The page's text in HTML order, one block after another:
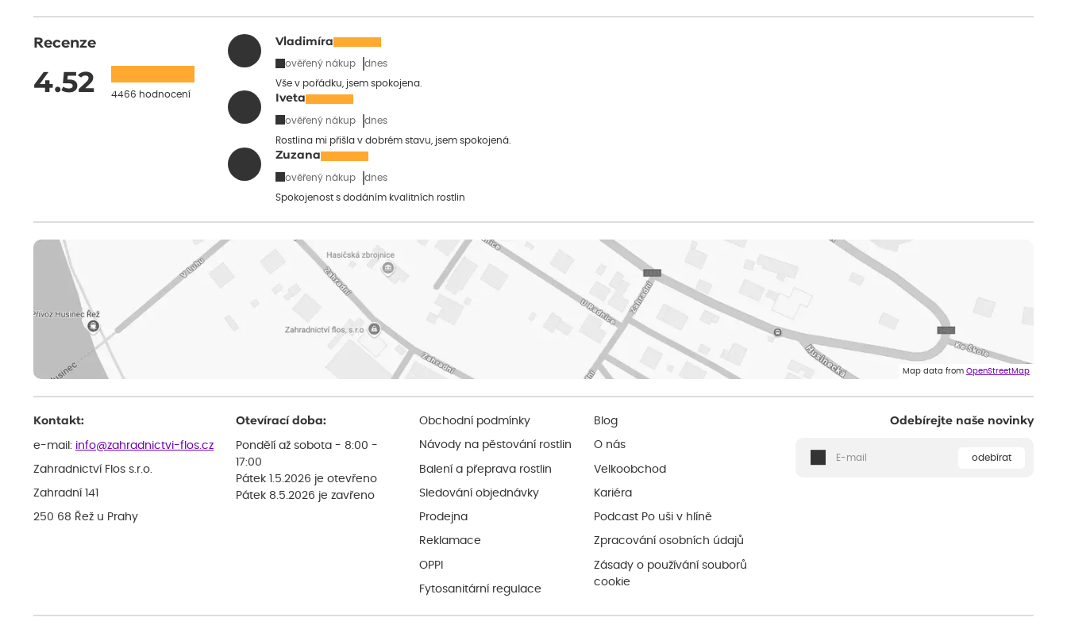
Recenze
4.52 4466 hodnocení
Vladimíra
ověřený nákup dnes
Vše v pořádku, jsem spokojena.
Iveta
ověřený nákup dnes
Rostlina mi přišla v dobrém stavu, jsem spokojená.
Zuzana
ověřený nákup dnes
Spokojenost s dodáním kvalitních rostlin
Map data from OpenStreetMap
Kontakt:
e-mail: info@zahradnictvi-flos.cz
Zahradnictví Flos s.r.o.
Zahradní 141
250 68 Řež u Prahy
Otevírací doba:
Pondělí až sobota - 8:00 -
17:00
Pátek 1.5.2026 je otevřeno
Pátek 8.5.2026 je zavřeno
Obchodní podmínky
Návody na pěstování rostlin
Balení a přeprava rostlin
Sledování objednávky
Prodejna
Reklamace
OPPI
Fytosanitární regulace
Blog
O nás
Velkoobchod
Kariéra
Podcast Po uši v hlíně
Zpracování osobních údajů
Zásady o používání souborů
cookie
Odebírejte naše novinky
odebírat